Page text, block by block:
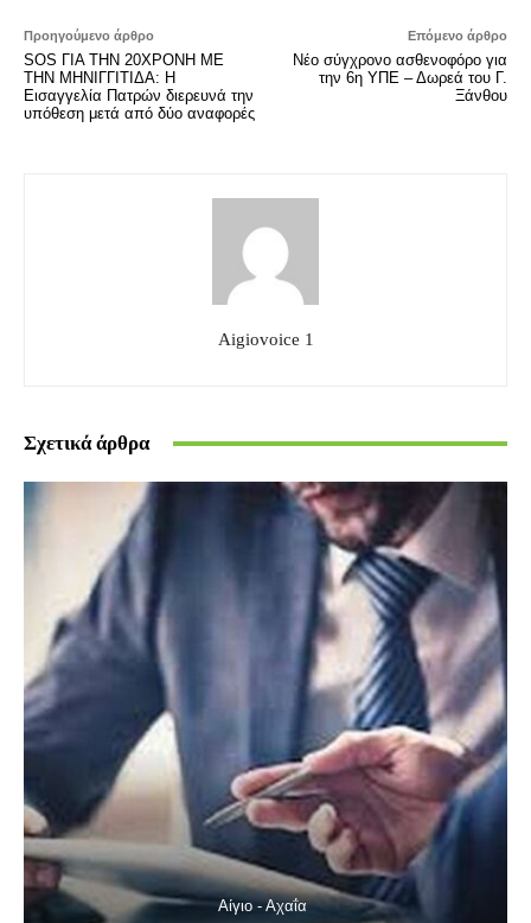
Προηγούμενο άρθρο
SOS ΓΙΑ ΤΗΝ 20ΧΡΟΝΗ ΜΕ
ΤΗΝ ΜΗΝΙΓΓΙΤΙΔΑ: Η
Εισαγγελία Πατρών διερευνά την
υπόθεση μετά από δύο αναφορές
Επόμενο άρθρο
Νέο σύγχρονο ασθενοφόρο για
την 6η ΥΠΕ – Δωρεά του Γ.
Ξάνθου
Aigiovoice 1
Σχετικά άρθρα
Αίγιο - Αχαΐα